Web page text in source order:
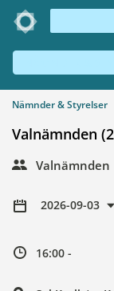
Nämnder & Styrelser
Valnämnden
Valnämnden
2026-09-03
16:00 -